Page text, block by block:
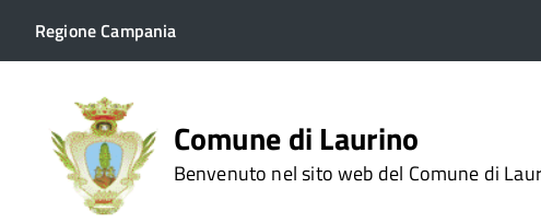
Regione Campania
Comune di Laurino
Benvenuto nel sito web del Comune di